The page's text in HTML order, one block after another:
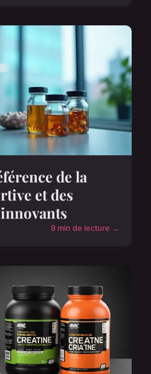
de la
et des
9 min de lecture →